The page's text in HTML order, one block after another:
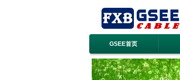
GSEE首页